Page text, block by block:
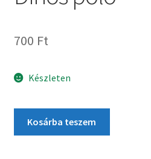
700 Ft
Készleten
Kosárba teszem